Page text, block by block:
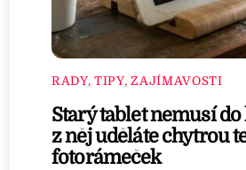
RADY, TIPY, ZAJÍMAVOSTI
Starý tablet nemusí do
z něj uděláte chytrou
fotorámeček